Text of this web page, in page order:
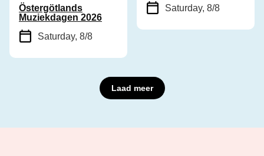
Östergötlands
Muziekdagen 2026
Saturday, 8/8
Saturday, 8/8
Laad meer